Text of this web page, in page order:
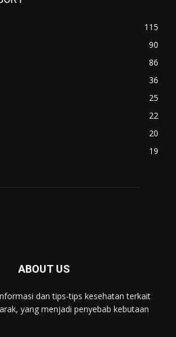
115
90
86
36
25
22
20
19
ABOUT US
dan tips-tips kesehatan terkait
yang menjadi penyebab kebutaan